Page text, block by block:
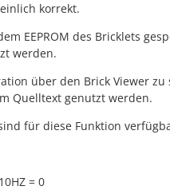
korrekt.
EEPROM des Bricklets
werden.
über den Brick Viewer zu
Quelltext genutzt werden.
für diese Funktion
= 0